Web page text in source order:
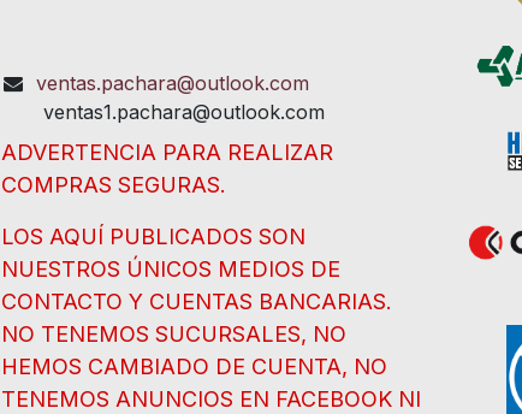
ventas.pachara@outlook.com
ventas1.pachara@outlook.com
ADVERTENCIA PARA REALIZAR
COMPRAS SEGURAS.
LOS AQUÍ PUBLICADOS SON
NUESTROS ÚNICOS MEDIOS DE
CONTACTO Y CUENTAS BANCARIAS.
NO TENEMOS SUCURSALES, NO
HEMOS CAMBIADO DE CUENTA, NO
TENEMOS ANUNCIOS EN FACEBOOK NI